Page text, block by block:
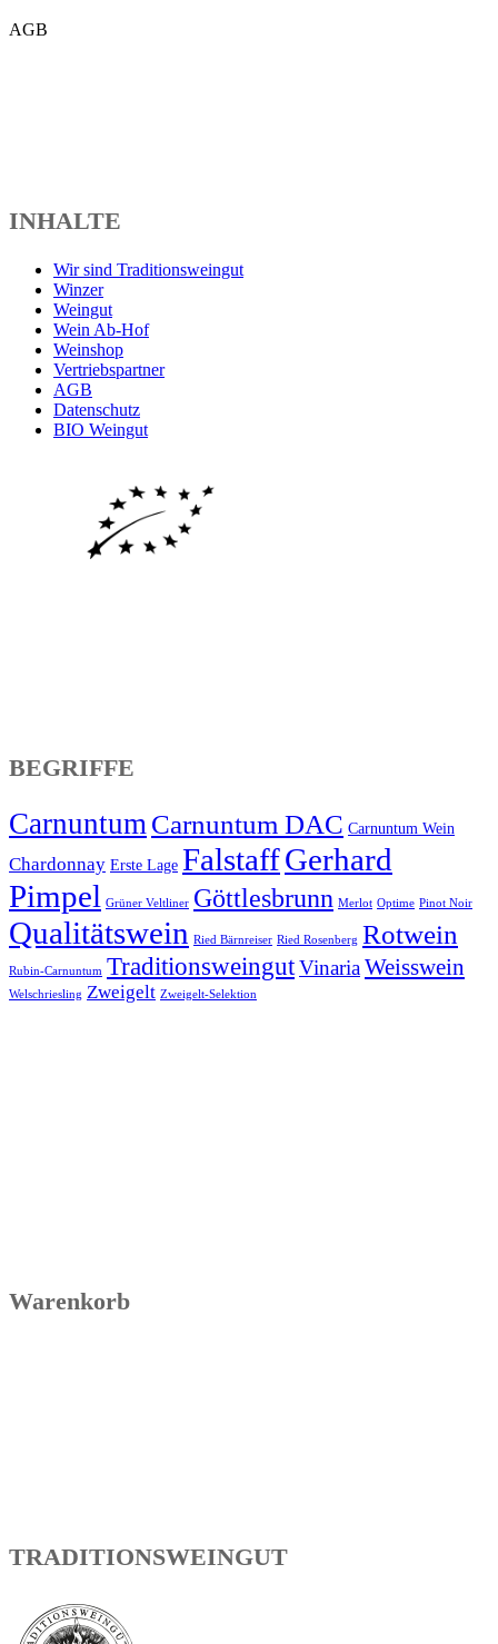
AGB
INHALTE
Wir sind Traditionsweingut
Winzer
Weingut
Wein Ab-Hof
Weinshop
Vertriebspartner
AGB
Datenschutz
BIO Weingut
BEGRIFFE
CarnuntumCarnuntum DAC Carnuntum Wein
Chardonnay Erste Lage FalstaffGerhard
Pimpel Grüner Veltliner Göttlesbrunn Merlot Optime Pinot Noir
Qualitätswein Ried Bärnreiser Ried Rosenberg Rotwein
Rubin-Carnuntum TraditionsweingutVinariaWeisswein
Welschriesling Zweigelt Zweigelt-Selektion
Warenkorb
TRADITIONSWEINGUT